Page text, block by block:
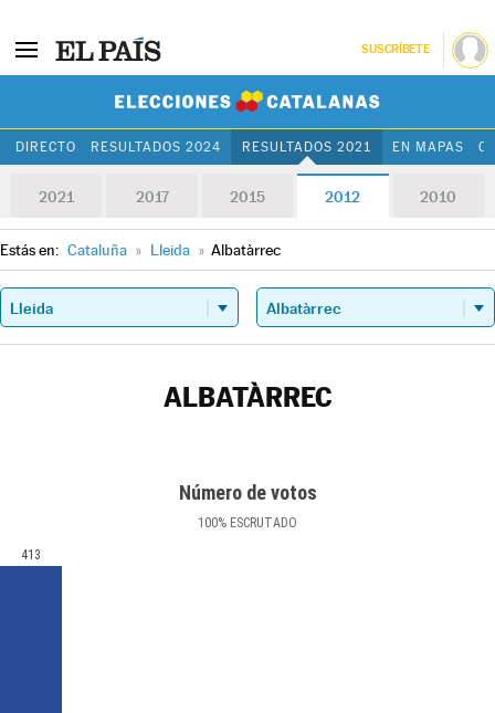
SUSCRÍBETE
DIRECTO RESULTADOS 2024 RESULTADOS 2021 EN MAPAS
2021 2017 2015 2012 2010
Estás en: Cataluña » Lleida » Albatàrrec
ALBATÀRREC
Número de votos
100% ESCRUTADO
413